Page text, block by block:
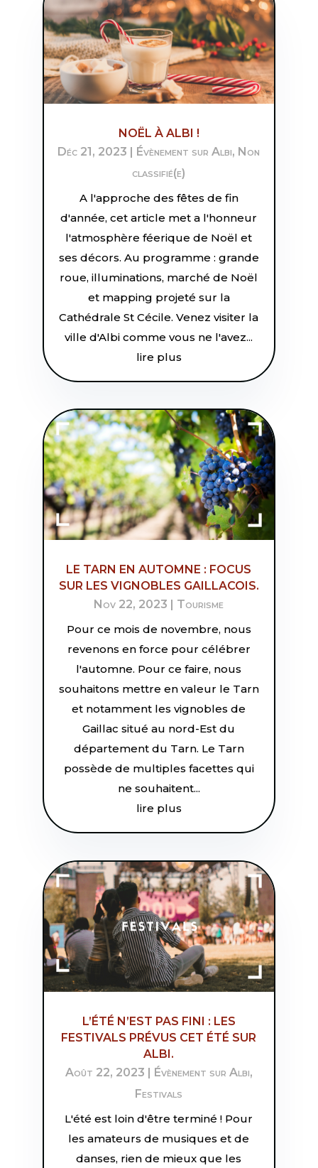
NOËL À ALBI !
Déc 21, 2023 | Évènement sur Albi, Non
classifié(e)
A l'approche des fêtes de fin
d'année, cet article met a l'honneur
l'atmosphère féerique de Noël et
ses décors. Au programme : grande
roue, illuminations, marché de Noël
et mapping projeté sur la
Cathédrale St Cécile. Venez visiter la
ville d'Albi comme vous ne l'avez...
lire plus
LE TARN EN AUTOMNE : FOCUS
SUR LES VIGNOBLES GAILLACOIS.
Nov 22, 2023
Tourisme
Pour ce mois de novembre, nous
revenons en force pour célébrer
l'automne. Pour ce faire, nous
souhaitons mettre en valeur le Tarn
et notamment les vignobles de
Gaillac situé au nord-Est du
département du Tarn. Le Tarn
possède de multiples facettes qui
ne souhaitent...
lire plus
L’ÉTÉ N’EST PAS FINI : LES
FESTIVALS PRÉVUS CET ÉTÉ SUR
ALBI.
Août 22, 2023 | Évènement sur Albi,
Festivals
L'été est loin d'être terminé ! Pour
les amateurs de musiques et de
danses, rien de mieux que les